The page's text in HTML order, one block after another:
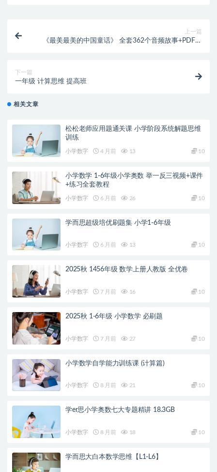
上一篇
《最美最美的中国童话》 全套362个音频故事+PDF电
下一篇
一年级 计算思维 提高班
相关文章
松松老师应用题通关课 小学阶段系统解题思维
训练
小学数字 4 月前 13 10
小学数学 1-6年级小学奥数 举一反三视频+课件
+练习全套教程
小学数字 6 月前 26 10
学而思超级培优刷题集 小学1-6年级
小学数字 6 月前 13 10
2025秋 1456年级 数学上册人教版 全优卷
小学数字 7 月前 16 10
2025秋 1-6年级 小学数学 必刷题
小学数字 7 月前 27 10
小学数学自学能力训练课 (计算篇)
小学数字 8 月前 21 10
学er思小学奥数七大专题精讲 18.3GB
小学数字 8 月前 18 10
学而思大白本数学思维【L1-L6】